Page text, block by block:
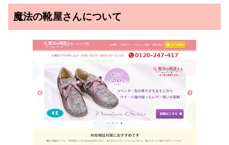
魔法の靴屋さんについて